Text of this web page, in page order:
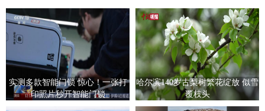
实测多款智能门锁 惊心！一张打
印照片秒开智能门锁
哈尔滨140岁古梨树繁花绽放 似雪
覆枝头